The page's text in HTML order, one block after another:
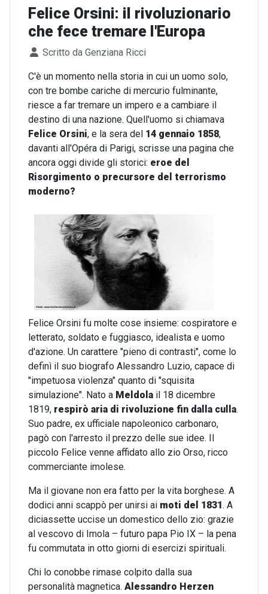
Felice Orsini: il rivoluzionario
che fece tremare l'Europa
Dettagli
Scritto da Genziana Ricci
C'è un momento nella storia in cui un uomo solo,
con tre bombe cariche di mercurio fulminante,
riesce a far tremare un impero e a cambiare il
destino di una nazione. Quell'uomo si chiamava
Felice Orsini, e la sera del 14 gennaio 1858,
davanti all'Opéra di Parigi, scrisse una pagina che
ancora oggi divide gli storici: eroe del
Risorgimento o precursore del terrorismo
moderno?
Felice Orsini fu molte cose insieme: cospiratore e
letterato, soldato e fuggiasco, idealista e uomo
d'azione. Un carattere "pieno di contrasti", come lo
definì il suo biografo Alessandro Luzio, capace di
"impetuosa violenza" quanto di "squisita
simulazione". Nato a Meldola il 18 dicembre
1819, respirò aria di rivoluzione fin dalla culla.
Suo padre, ex ufficiale napoleonico carbonaro,
pagò con l'arresto il prezzo delle sue idee. Il
piccolo Felice venne affidato allo zio Orso, ricco
commerciante imolese.
Ma il giovane non era fatto per la vita borghese. A
dodici anni scappò per unirsi ai moti del 1831. A
diciassette uccise un domestico dello zio: grazie
al vescovo di Imola – futuro papa Pio IX – la pena
fu commutata in otto giorni di esercizi spirituali.
Chi lo conobbe rimase colpito dalla sua
personalità magnetica. Alessandro Herzen